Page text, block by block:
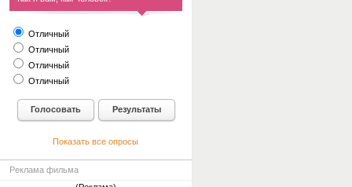
Отличный
Отличный
Отличный
Отличный
Показать все опросы
Реклама фильма